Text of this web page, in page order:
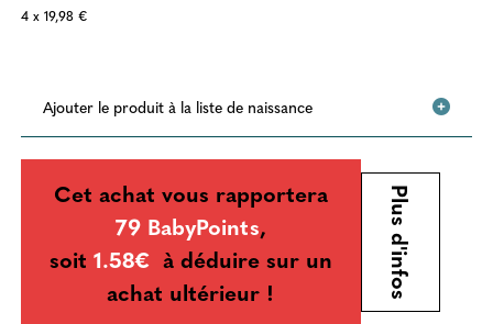
4 x 19,98 €
Ajouter le produit à la liste de naissance
Cet achat vous rapportera
79 BabyPoints,
soit 1.58€ à déduire sur un
achat ultérieur !
Plus d'infos